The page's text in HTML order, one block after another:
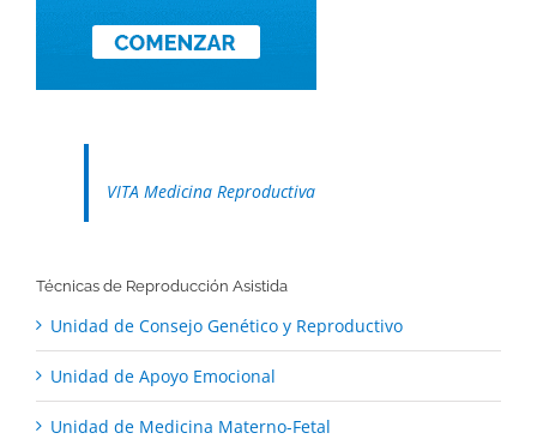
VITA Medicina Reproductiva
Técnicas de Reproducción Asistida
Unidad de Consejo Genético y Reproductivo
Unidad de Apoyo Emocional
Unidad de Medicina Materno-Fetal